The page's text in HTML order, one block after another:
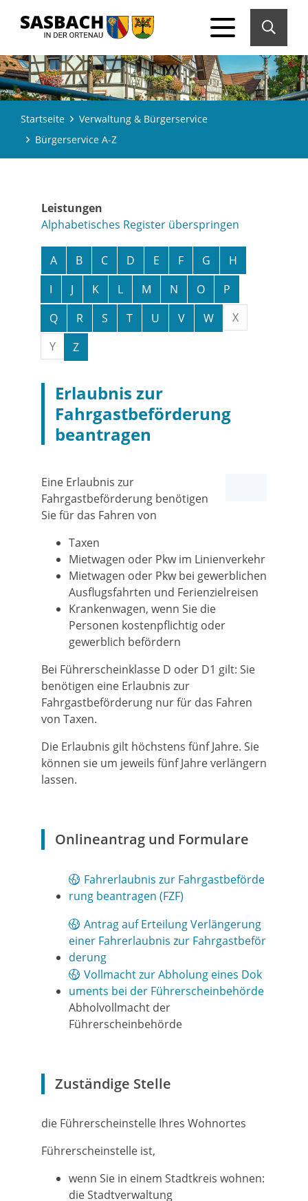
Startseite
Verwaltung & Bürgerservice
Bürgerservice A-Z
Leistungen
Alphabetisches Register überspringen
A B C D E F G
H
I
J K L M N O
P
Q
R S T U V W
X
Y
Z
Erlaubnis zur
Fahrgastbeförderung
beantragen
Eine Erlaubnis zur
Fahrgastbeförderung benötigen
Sie für das Fahren von
Taxen
Mietwagen oder Pkw im Linienverkehr
Mietwagen oder Pkw bei gewerblichen
Ausflugsfahrten und Ferienzielreisen
Krankenwagen, wenn Sie die
Personen kostenpflichtig oder
gewerblich befördern
Bei Führerscheinklasse D oder D1 gilt: Sie
benötigen eine Erlaubnis zur
Fahrgastbeförderung nur für das Fahren
von Taxen.
Die Erlaubnis gilt höchstens fünf Jahre. Sie
können sie um jeweils fünf Jahre verlängern
lassen.
Onlineantrag und Formulare
Fahrerlaubnis zur Fahrgastbeförde
rung beantragen (FZF)
Antrag auf Erteilung Verlängerung
einer Fahrerlaubnis zur Fahrgastbeför
derung
Vollmacht zur Abholung eines Dok
uments bei der Führerscheinbehörde
Abholvollmacht der
Führerscheinbehörde
Zuständige Stelle
die Führerscheinstelle Ihres Wohnortes
Führerscheinstelle ist,
wenn Sie in einem Stadtkreis wohnen:
die Stadtverwaltung